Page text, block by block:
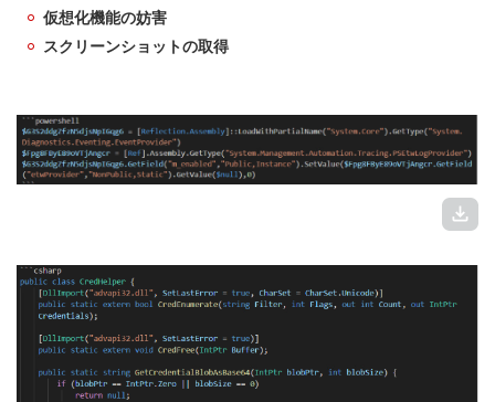
仮想化機能の妨害
スクリーンショットの取得
download